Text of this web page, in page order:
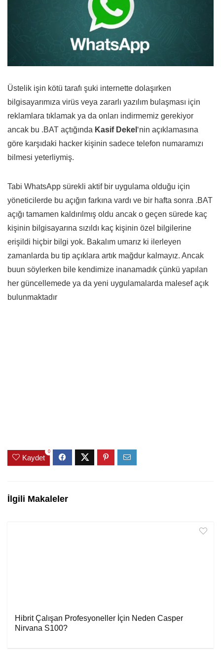
Üstelik işin kötü tarafı şuki internette dolaşırken
bilgisayarımıza virüs veya zararlı yazılım bulaşması için
reklamlara tıklamak ya da onları indirmemiz gerekiyor
ancak bu .BAT açtığında Kasif Dekel ‘nin açıklamasına
göre karşıdaki hacker kişinin sadece telefon numaramızı
bilmesi yeterliymiş.
Tabi WhatsApp sürekli aktif bir uygulama olduğu için
yöneticilerde bu açığın farkına vardı ve bir hafta sonra .BAT
açığı tamamen kaldırılmış oldu ancak o geçen sürede kaç
kişinin bilgisayarına sızıldı kaç kişinin özel bilgilerine
erişildi hiçbir bilgi yok. Bakalım umarız ki ilerleyen
zamanlarda bu tip açıklara artık mağdur kalmayız. Ancak
buun söylerken bile kendimize inanamadık çünkü yapılan
her güncellemede ya da yeni uygulamalarda malesef açık
bulunmaktadır
Kaydet
0
İlgili Makaleler
Hibrit Çalışan Profesyoneller İçin Neden Casper
Nirvana S100?